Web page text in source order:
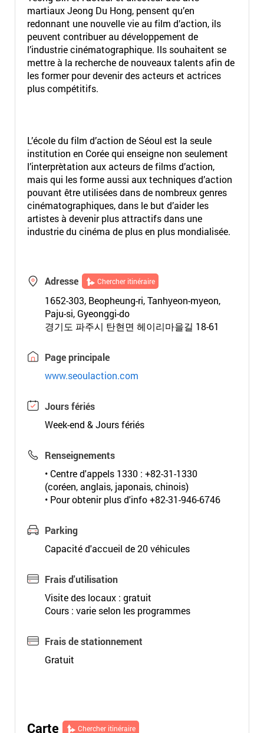
martiaux Jeong Du Hong, pensent qu’en
redonnant une nouvelle vie au film d’action, ils
peuvent contribuer au développement de
l’industrie cinématographique. Ils souhaitent se
mettre à la recherche de nouveaux talents afin de
les former pour devenir des acteurs et actrices
plus compétitifs.
L’école du film d’action de Séoul est la seule
institution en Corée qui enseigne non seulement
l’interprètation aux acteurs de films d’action,
mais qui les forme aussi aux techniques d’action
pouvant être utilisées dans de nombreux genres
cinématographiques, dans le but d’aider les
artistes à devenir plus attractifs dans une
industrie du cinéma de plus en plus mondialisée.
Adresse Chercher itinéraire
1652-303, Beopheung-ri, Tanhyeon-myeon,
Paju-si, Gyeonggi-do
경기도 파주시 탄현면 헤이리마을길 18-61
Page principale
www.seoulaction.com
Jours fériés
Week-end & Jours fériés
Renseignements
• Centre d'appels 1330 : +82-31-1330
(coréen, anglais, japonais, chinois)
• Pour obtenir plus d'info +82-31-946-6746
Parking
Capacité d'accueil de 20 véhicules
Frais d'utilisation
Visite des locaux : gratuit
Cours : varie selon les programmes
Frais de stationnement
Gratuit
Carte Chercher itinéraire